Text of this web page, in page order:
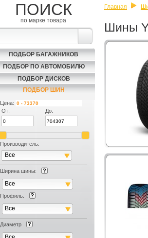
ПОИСК
по марке товара
ПОДБОР БАГАЖНИКОВ
ПОДБОР ПО АВТОМОБИЛЮ
ПОДБОР ДИСКОВ
ПОДБОР ШИН
Цена:
От:
До:
Производитель:
Все
Ширина шины:
Все
Профиль:
Все
Диаметр
Главная
Шины